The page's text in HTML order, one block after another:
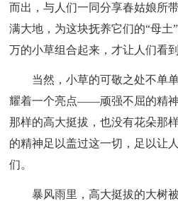
而出，与人们一同分享春姑娘所
满大地，为这块抚养它们的“母土
万的小草组合起来，才让人们看
当然，小草的可敬之处不单
耀着一个亮点——顽强不屈的精
那样的高大挺拔，也没有花朵那
的精神足以盖过这一切，足以让
们。
暴风雨里，高大挺拔的大树